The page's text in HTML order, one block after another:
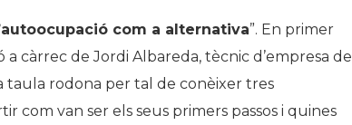
com a alternativa”. En primer
a càrrec de Jordi Albareda, tècnic d’empresa de
taula rodona per tal de conèixer tres
van ser els seus primers passos i quines